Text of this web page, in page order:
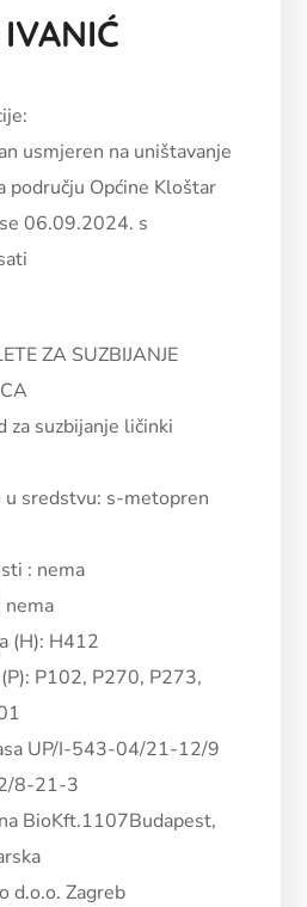
usmjeren na uništavanje
području Općine Kloštar
06.09.2024. s
ZA SUZBIJANJE
za suzbijanje ličinki
sredstvu: s-metopren
: nema
nema
(H): H412
P102, P270, P273,
UP/I-543-04/21-12/9
8-21-3
BioKft.1107Budapest,
d.o.o. Zagreb